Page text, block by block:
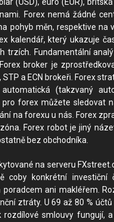
(USD), euro (EUR),
Forex nemá žádné
pohyb měn, respektive
kalendář, který ukazuje
trzích. Fundamentální
broker je
a ECN brokeři. Forex
(takzvaný
forex můžete sledovat
na forexu u nás. Forex
Forex robot je jiný
bez obchodníka.
na serveru
konkrétní investiční
ani makléřem.
ztráty. U 69 až 80 %
smlouvy fungují,